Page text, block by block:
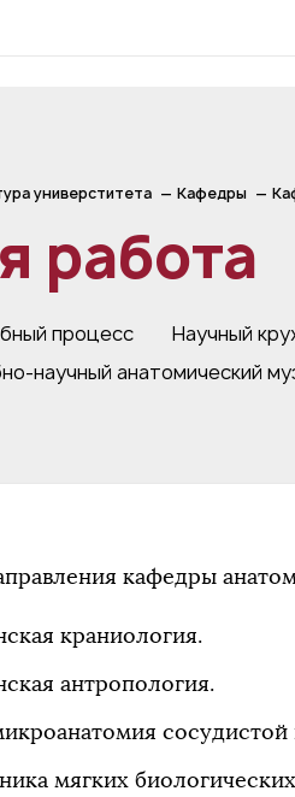
универститета Кафедры
работа
процесс
Научный
научный анатомический
кафедры
краниология.
антропология.
сосудистой
мягких